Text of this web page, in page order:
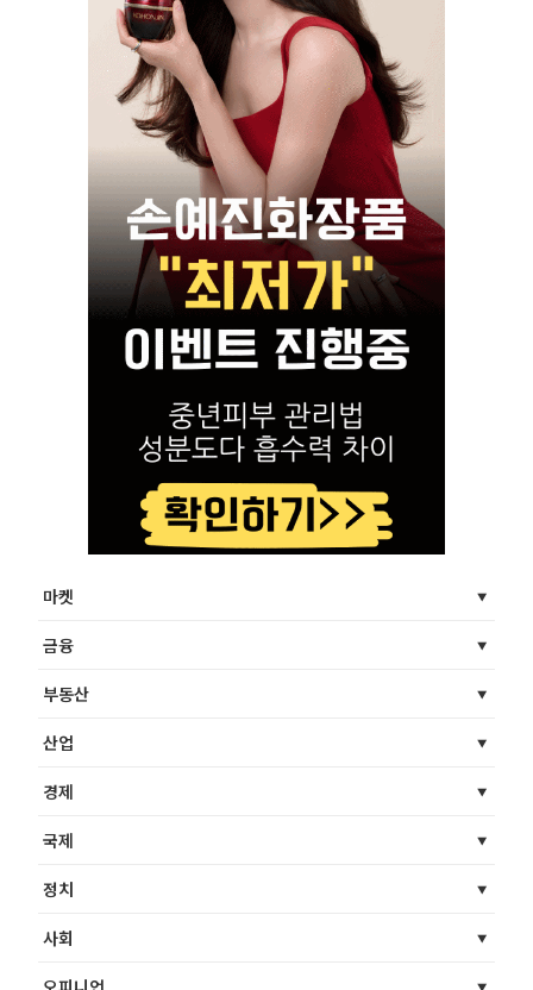
마켓
금융
부동산
산업
경제
국제
정치
사회